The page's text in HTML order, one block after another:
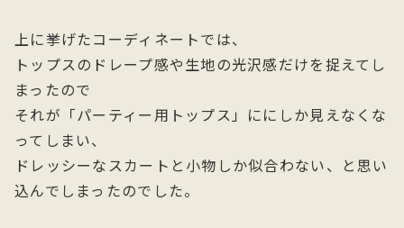
上に挙げたコーディネートでは、
トップスのドレープ感や生地の光沢感だけを捉えてし
まったので
それが「パーティー用トップス」ににしか見えなくな
ってしまい、
ドレッシーなスカートと小物しか似合わない、と思い
込んでしまったのでした。